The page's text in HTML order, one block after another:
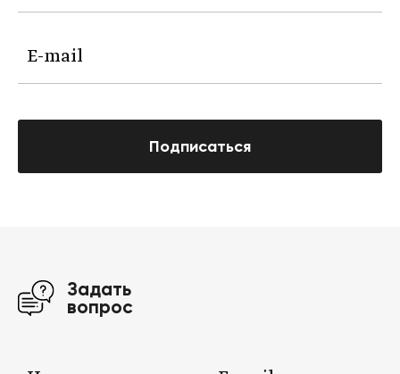
Подписаться
Задать
вопрос